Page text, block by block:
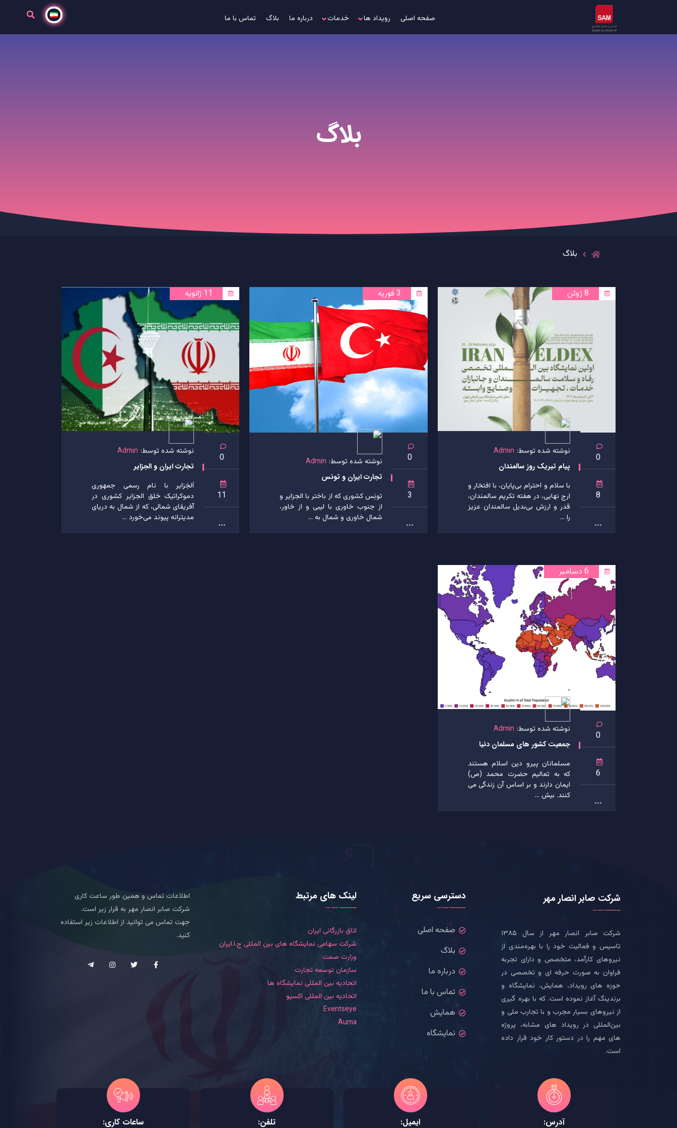
صفحه اصلی رویداد ها خدمات درباره ما بلاگ تماس با ما
بلاگ
بلاگ
8 ژوئن
0
8
...
نوشته شده توسط: Admin
پیام تبریک روز سالمندان
با سلام و احترام بی‌پایان، با افتخار و
ارج نهایی، در هفته تکریم سالمندان،
قدر و ارزش بی‌بدیل سالمندان عزیز
را ...
3 فوریه
0
3
...
نوشته شده توسط: Admin
تجارت ایران و تونس
تونِس کشوری که از باختر با الجزایر و
از جنوب خاوری با لیبی و از خاور،
شمال خاوری و شمال به ...
11 ژانویه
0
11
...
نوشته شده توسط: Admin
تجارت ایران و الجزایر
اَلجَزایر با نام رسمی جمهوری
دموکراتیک خلق الجزایر کشوری در
آفریقای شمالی، که از شمال به دریای
مدیترانه پیوند می‌خورد ...
6 دسامبر
0
6
...
نوشته شده توسط: Admin
جمعیت کشور های مسلمان دنیا
مسلمانان پیرو دین اسلام هستند
که به تعالیم حضرت محمد (ص)
ایمان دارند و بر اساس آن زندگی می
کنند. بیش ...
شرکت صابر انصار مهر
شرکت صابر انصار مهر از سال ۱۳۸۵
تاسیس و فعالیت خود را با بهره‌مندی از
نیروهای کارآمد، متخصص و دارای تجربه
فراوان به صورت حرفه ای و تخصصی در
حوزه های رویداد، همایش، نمایشگاه و
برندینگ آغاز نموده است. که با بهره گیری
از نیروهای بسیار مجرب و با تجارب ملی و
بین‌المللی در رویداد های مشابه، پروژه
های مهم را در دستور کار خود قرار داده
است.
دسترسی سریع
صفحه اصلی
بلاگ
درباره ما
تماس با ما
همایش
نمایشگاه
لینک های مرتبط
اتاق بازرگانی ایران
شرکت سهامی نمایشگاه های بین المللی ج.ا.ایران
وزارت صمت
سازمان توسعه تجارت
اتحادیه بین المللی نمایشگاه ها
اتحادیه بین المللی اکسپو
Eventseye
Auma
اطلاعات تماس و همین طور ساعت کاری
شرکت صابر انصار مهر به قرار زیر است.
جهت تماس می توانید از اطلاعات زیر استفاده
کنید.
آدرس: ایمیل: تلفن: ساعات کاری: